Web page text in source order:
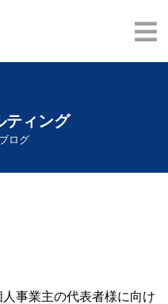
ティング
ブログ
事業主の代表者様に向け